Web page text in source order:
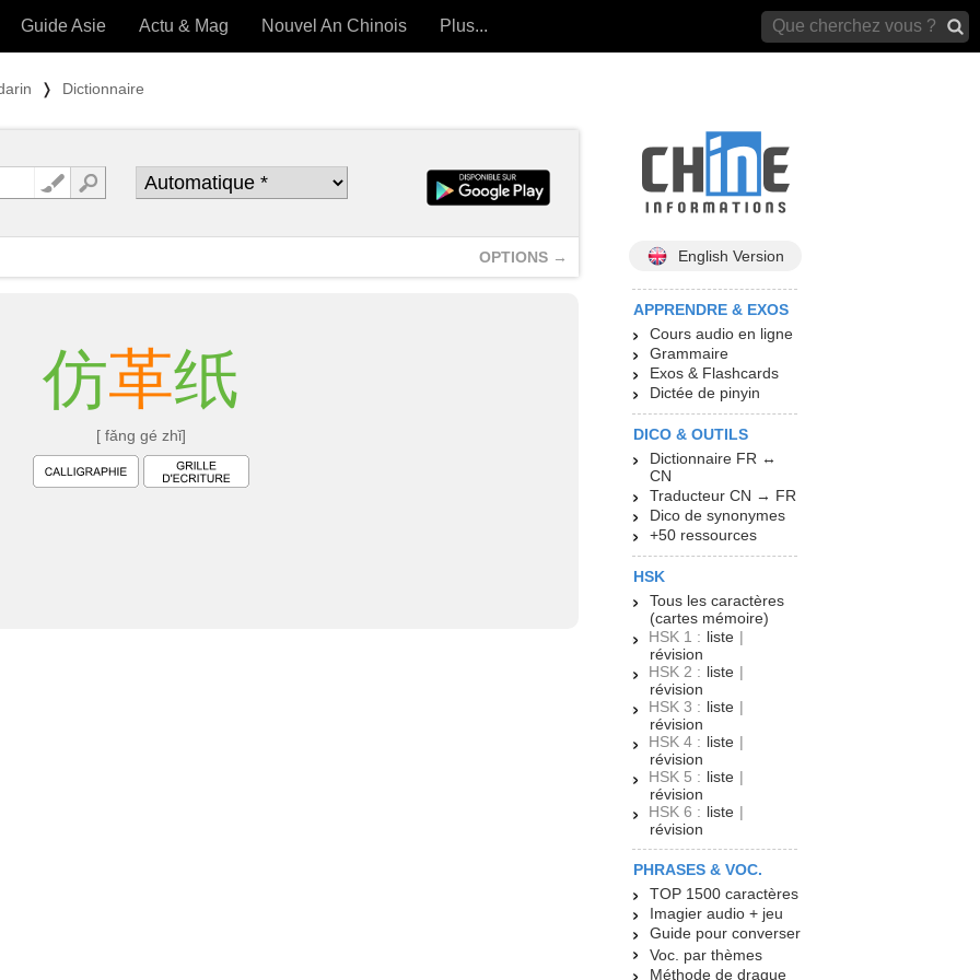
OUTILS) »
Guide Asie Actu & Mag Nouvel An Chinois Plus...
❭ Dictionnaire
OPTIONS →
仿革纸
[ fǎng gé zhǐ]
English Version
APPRENDRE & EXOS
Cours audio en ligne
Grammaire
Exos & Flashcards
Dictée de pinyin
DICO & OUTILS
Dictionnaire FR ↔
CN
Traducteur CN → FR
Dico de synonymes
+50 ressources
HSK
Tous les caractères
(cartes mémoire)
HSK 1 : liste |
révision
HSK 2 : liste |
révision
HSK 3 : liste |
révision
HSK 4 : liste |
révision
HSK 5 : liste |
révision
HSK 6 : liste |
révision
PHRASES & VOC.
TOP 1500 caractères
Imagier audio + jeu
Guide pour converser
Voc. par thèmes
Méthode de drague